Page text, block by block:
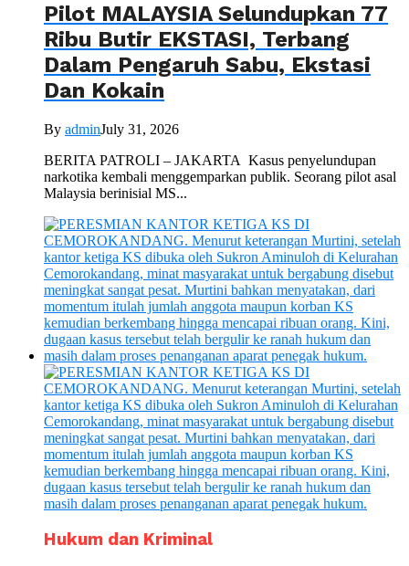
Pilot MALAYSIA Selundupkan 77
Ribu Butir EKSTASI, Terbang
Dalam Pengaruh Sabu, Ekstasi
Dan Kokain
By adminJuly 31, 2026
BERITA PATROLI – JAKARTA Kasus penyelundupan
narkotika kembali menggemparkan publik. Seorang pilot asal
Malaysia berinisial MS...
Hukum dan Kriminal